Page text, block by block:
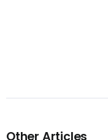
Other Articles